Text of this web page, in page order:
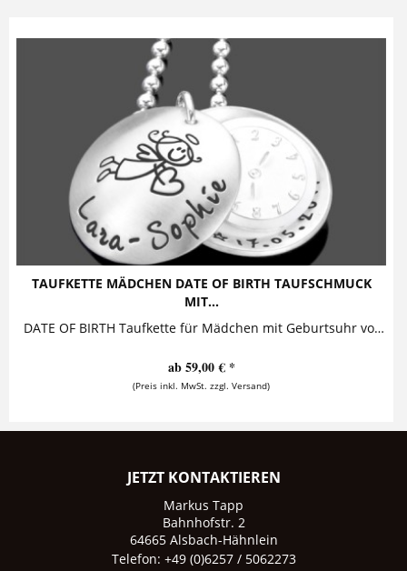
TAUFKETTE MÄDCHEN DATE OF BIRTH TAUFSCHMUCK
MIT...
DATE OF BIRTH Taufkette für Mädchen mit Geburtsuhr von samavaya Diese bezaubernde Taufkette mit Gravur aus 925 Sterling Silber besteht aus...
ab 59,00 € *
(Preis inkl. MwSt. zzgl. Versand)
JETZT KONTAKTIEREN
Markus Tapp
Bahnhofstr. 2
64665 Alsbach-Hähnlein
Telefon: +49 (0)6257 / 5062273